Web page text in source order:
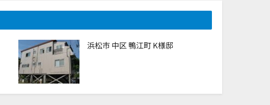
浜松市 中区 鴨江町 K様邸